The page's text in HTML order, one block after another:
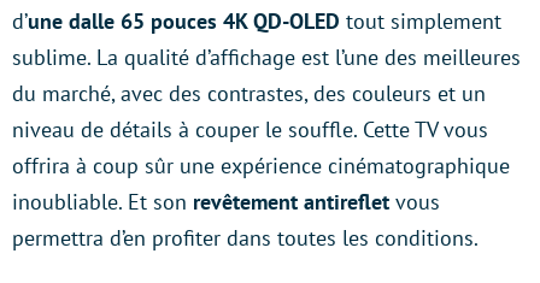
d’une dalle 65 pouces 4K QD-OLED tout simplement
sublime. La qualité d’affichage est l’une des meilleures
du marché, avec des contrastes, des couleurs et un
niveau de détails à couper le souffle. Cette TV vous
offrira à coup sûr une expérience cinématographique
inoubliable. Et son revêtement antireflet vous
permettra d’en profiter dans toutes les conditions.